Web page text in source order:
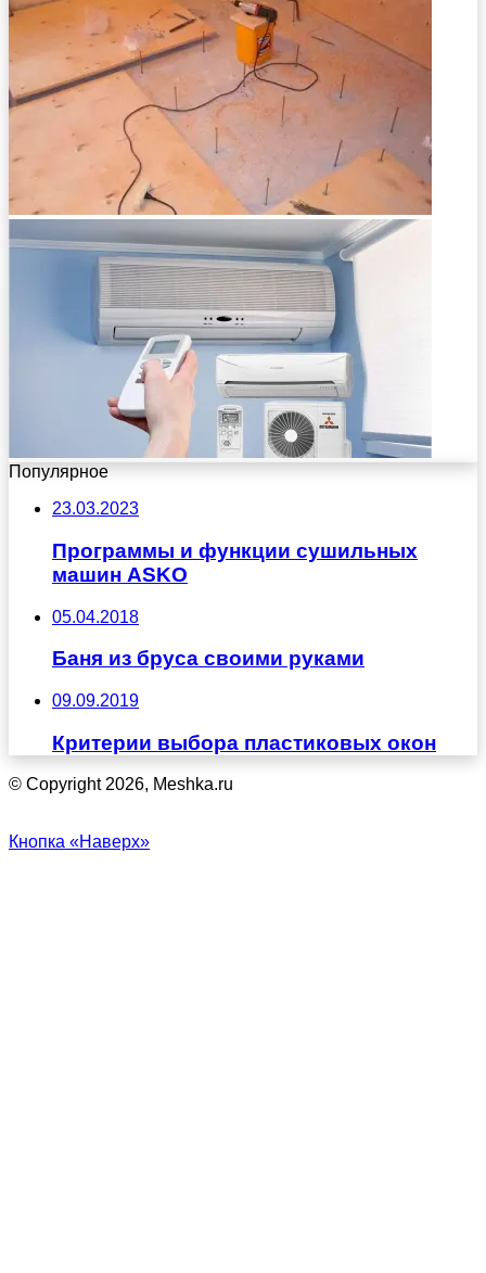
Популярное
23.03.2023
Программы и функции сушильных
машин ASKO
05.04.2018
Баня из бруса своими руками
09.09.2019
Критерии выбора пластиковых окон
© Copyright 2026, Meshka.ru
Кнопка «Наверх»